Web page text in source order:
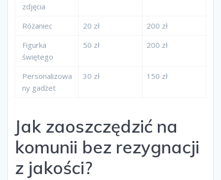
zdjęcia
Różaniec 20 zł
200 zł
Figurka
świętego
50 zł 200 zł
Personalizowa
ny gadżet
30 zł 150 zł
Jak zaoszczędzić na
komunii bez rezygnacji
z jakości?